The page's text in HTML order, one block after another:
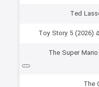
دانلود انیمیشن سوپر ماریو گلکسی The Super Mario